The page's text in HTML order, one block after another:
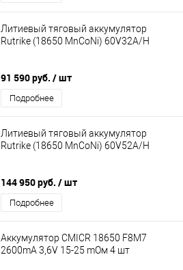
Литиевый тяговый аккумулятор
Rutrike (18650 MnCoNi) 60V32A/H
91 590 руб. / шт
Подробнее
Литиевый тяговый аккумулятор
Rutrike (18650 MnCoNi) 60V52A/H
144 950 руб. / шт
Подробнее
Аккумулятор CMICR 18650 F8M7
2600mA 3,6V 15-25 mОм 4 шт